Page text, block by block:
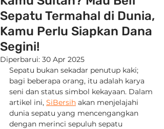
Sepatu Termahal di Dunia,
Kamu Perlu Siapkan Dana
Segini!
Diperbarui: 30 Apr 2025
Sepatu bukan sekadar penutup kaki;
bagi beberapa orang, itu adalah karya
seni dan status simbol kekayaan. Dalam
artikel ini, SiBersih akan menjelajahi
dunia sepatu yang mencengangkan
dengan merinci sepuluh sepatu